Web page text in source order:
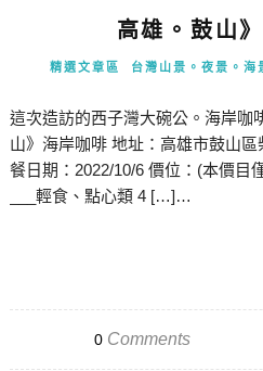
高雄。鼓山
精選文章區 台灣山景。夜景。海
這次造訪的西子灣大碗公。海岸咖
山》海岸咖啡 地址：高雄市鼓山區
餐日期：2022/10/6 價位：(本價目
___輕食、點心類 4 […]…
0Comments